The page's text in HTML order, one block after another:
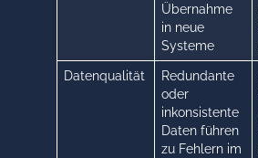
Übernahme
in neue
Systeme
Datenqualität
Redundante
oder
inkonsistente
Daten führen
zu Fehlern im